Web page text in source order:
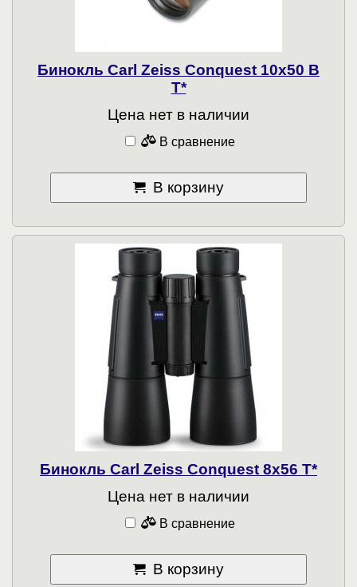
Бинокль Carl Zeiss Conquest 10x50 B
T*
Цена нет в наличии
В сравнение
В корзину
Бинокль Carl Zeiss Conquest 8x56 T*
Цена нет в наличии
В сравнение
В корзину